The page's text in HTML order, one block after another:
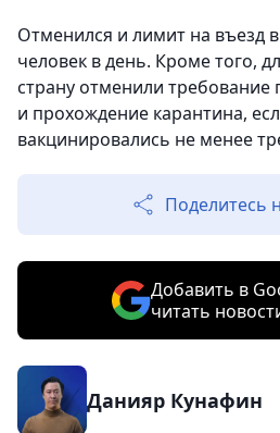
Отменился и лимит на въезд
человек в день. Кроме того,
страну отменили требование
и прохождение карантина,
вакцинировались не менее
Поделитесь
Добавить в
читать
Данияр Кунафин